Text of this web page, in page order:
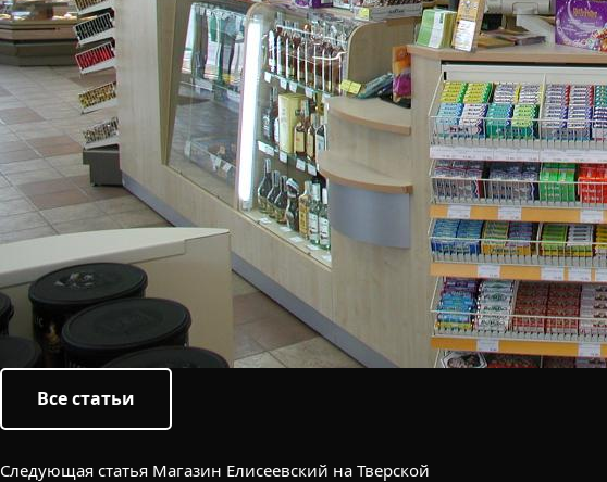
Все статьи
Следующая статья Магазин Елисеевский на Тверской